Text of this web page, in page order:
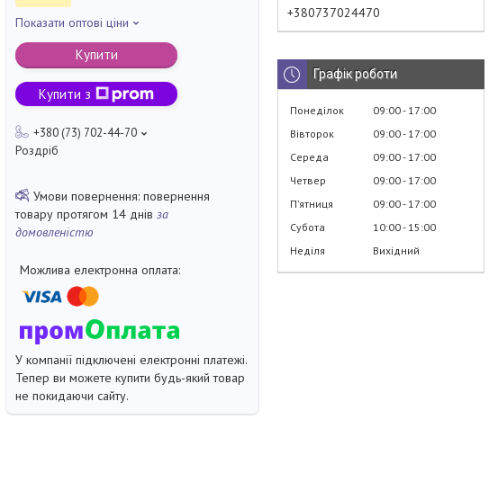
Показати оптові ціни
Купити
Купити з
+380 (73) 702-44-70
Роздріб
повернення
товару протягом 14 днів за
домовленістю
У компанії підключені електронні платежі.
Тепер ви можете купити будь-який товар
не покидаючи сайту.
+380737024470
Графік роботи
Понеділок 09:00 17:00
Вівторок
09:00 17:00
Середа
09:00 17:00
Четвер
09:00 17:00
Пʼятниця
09:00 17:00
Субота
10:00 15:00
Неділя
Вихідний